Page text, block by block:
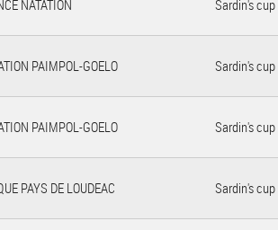
NATATION Sardin's cup
PAIMPOL-GOELO Sardin's cup
PAIMPOL-GOELO Sardin's cup
PAYS DE LOUDEAC Sardin's cup